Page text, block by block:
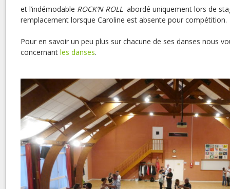
et l’indémodable ROCK’N ROLL abordé uniquement lors de
remplacement lorsque Caroline est absente pour compétition.
Pour en savoir un peu plus sur chacune de ses danses nous
concernant les danses.